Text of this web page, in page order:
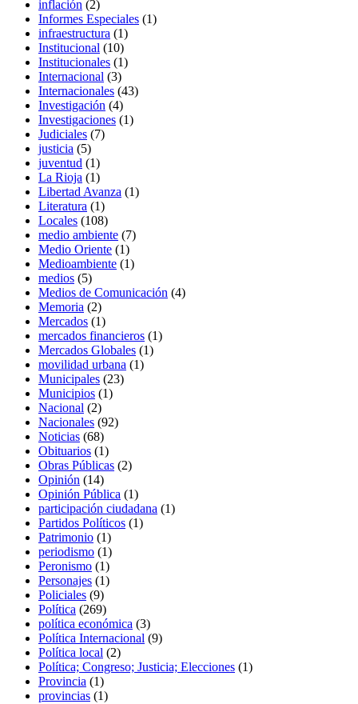
inflación (2)
Informes Especiales (1)
infraestructura (1)
Institucional (10)
Institucionales (1)
Internacional (3)
Internacionales (43)
Investigación (4)
Investigaciones (1)
Judiciales (7)
justicia (5)
juventud (1)
La Rioja (1)
Libertad Avanza (1)
Literatura (1)
Locales (108)
medio ambiente (7)
Medio Oriente (1)
Medioambiente (1)
medios (5)
Medios de Comunicación (4)
Memoria (2)
Mercados (1)
mercados financieros (1)
Mercados Globales (1)
movilidad urbana (1)
Municipales (23)
Municipios (1)
Nacional (2)
Nacionales (92)
Noticias (68)
Obituarios (1)
Obras Públicas (2)
Opinión (14)
Opinión Pública (1)
participación ciudadana (1)
Partidos Políticos (1)
Patrimonio (1)
periodismo (1)
Peronismo (1)
Personajes (1)
Policiales (9)
Política (269)
política económica (3)
Política Internacional (9)
Política local (2)
Política; Congreso; Justicia; Elecciones (1)
Provincia (1)
provincias (1)